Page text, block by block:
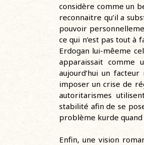
considère comme un
reconnaitre qu’il a
pouvoir
ce qui n’est pas tout à
Erdogan lui-mêeme
apparaissait comme
aujourd’hui un
imposer un crise de
autoritarismes
stabilité afin de se
problème kurde
Enfin, une vision